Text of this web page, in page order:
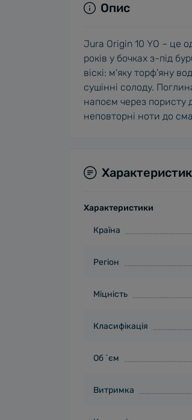
Опис
Jura Origin 10 YO – це
років у бочках з-під
віскі: м'яку торф'яну
сушінні солоду.
напоєм через пористу
неповторні ноти до
Характеристики
Країна
Регіон
Міцність
Класифікація
Об `єм
Витримка